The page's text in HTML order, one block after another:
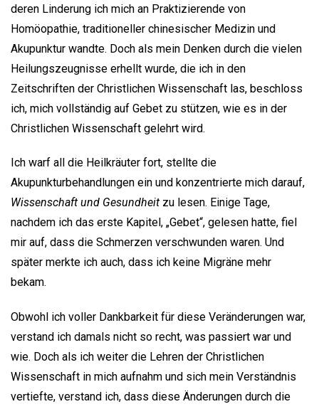
deren Linderung ich mich an Praktizierende von
Homöopathie, traditioneller chinesischer Medizin und
Akupunktur wandte. Doch als mein Denken durch die vielen
Heilungszeugnisse erhellt wurde, die ich in den
Zeitschriften der Christlichen Wissenschaft las, beschloss
ich, mich vollständig auf Gebet zu stützen, wie es in der
Christlichen Wissenschaft gelehrt wird.
Ich warf all die Heilkräuter fort, stellte die
Akupunkturbehandlungen ein und konzentrierte mich darauf,
Wissenschaft und Gesundheit zu lesen. Einige Tage,
nachdem ich das erste Kapitel, „Gebet“, gelesen hatte, fiel
mir auf, dass die Schmerzen verschwunden waren. Und
später merkte ich auch, dass ich keine Migräne mehr
bekam.
Obwohl ich voller Dankbarkeit für diese Veränderungen war,
verstand ich damals nicht so recht, was passiert war und
wie. Doch als ich weiter die Lehren der Christlichen
Wissenschaft in mich aufnahm und sich mein Verständnis
vertiefte, verstand ich, dass diese Änderungen durch die